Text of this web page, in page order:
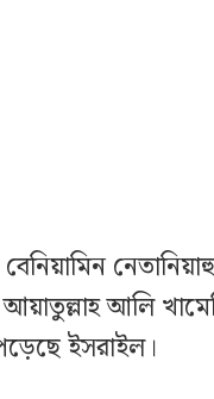
বেনিয়ামিন
আলি
ইসরাইল।